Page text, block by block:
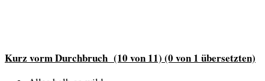
Kurz vorm Durchbruch (10 von 11) (0 von 1 übersetzten)